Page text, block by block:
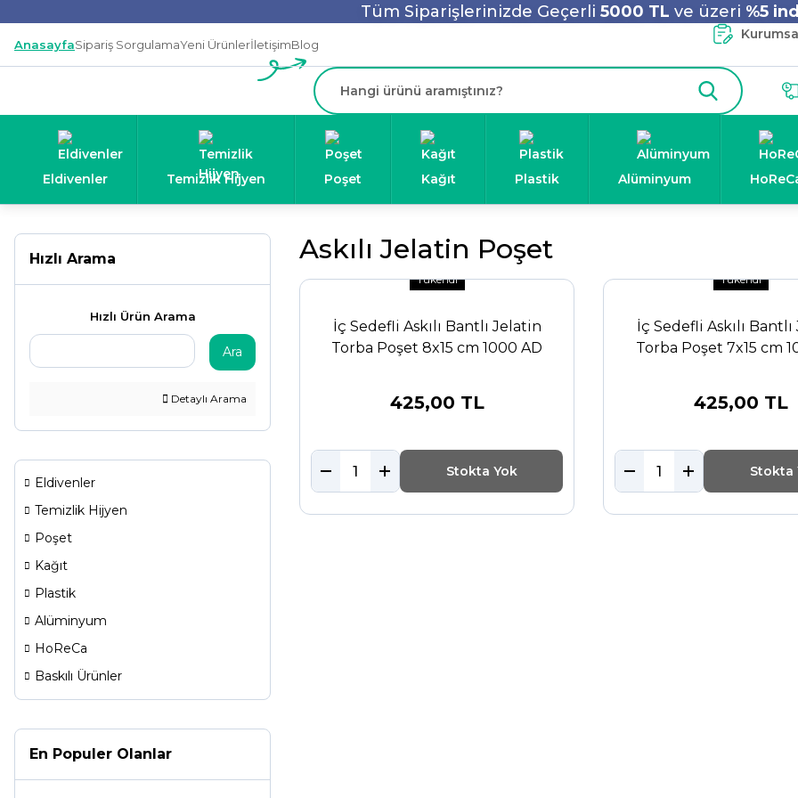
Tüm Siparişlerinizde Geçerli 5000 TL ve üzeri %5
AnasayfaSipariş SorgulamaYeni ÜrünlerİletişimBlog
Eldivenler Temizlik Hijyen Poşet Kağıt Plastik Alüminyum
Hızlı Arama
Hızlı Ürün Arama
Ara
Detaylı Arama
Eldivenler
Temizlik Hijyen
Poşet
Kağıt
Plastik
Alüminyum
HoReCa
Baskılı Ürünler
En Populer Olanlar
Askılı Jelatin Poşet
Tükendi
İç Sedefli Askılı Bantlı Jelatin
Torba Poşet 8x15 cm 1000 AD
425,00 TL
Stokta Yok
Tükendi
İç Sedefli Askılı
Torba Poşet 7x15 cm
425,00 TL
Stokta